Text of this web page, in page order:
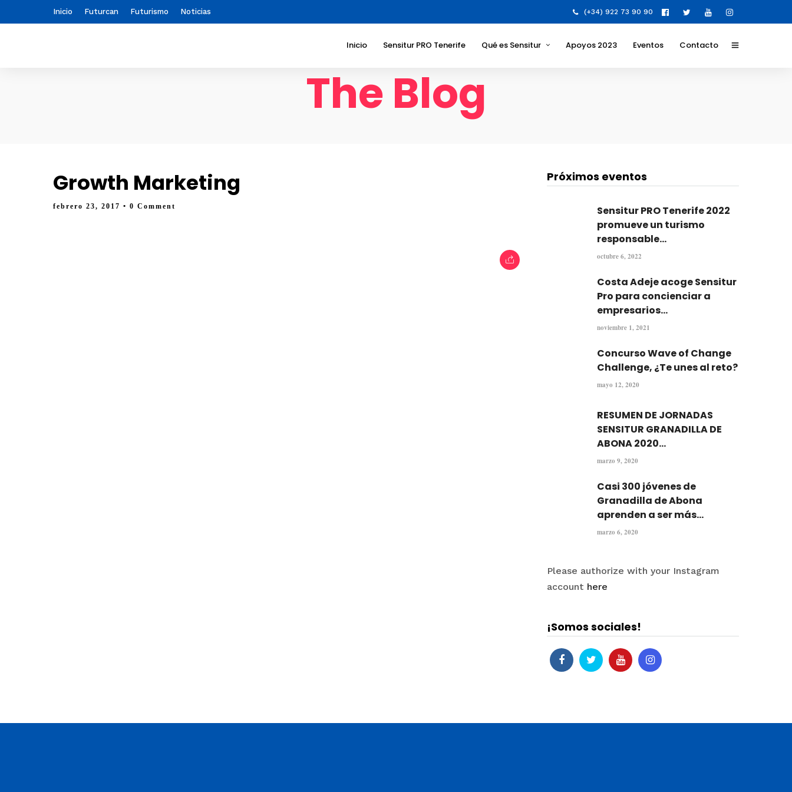
(+34) 922 73 90 90
Inicio Futurcan Futurismo Noticias
Inicio Sensitur PRO Tenerife Qué es Sensitur
Responsabilidad Social
Apoyos 2023 Eventos Contacto
The Blog
Growth Marketing
febrero 23, 2017 • 0 Comment
Próximos eventos
Sensitur PRO Tenerife 2022
promueve un turismo
responsable...
octubre 6, 2022
Costa Adeje acoge Sensitur
Pro para concienciar a
empresarios...
noviembre 1, 2021
Concurso Wave of Change
Challenge, ¿Te unes al reto?
mayo 12, 2020
RESUMEN DE JORNADAS
SENSITUR GRANADILLA DE
ABONA 2020...
marzo 9, 2020
Casi 300 jóvenes de
Granadilla de Abona
aprenden a ser más...
marzo 6, 2020
Please authorize with your Instagram
account here
¡Somos sociales!